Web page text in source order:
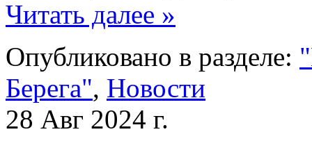
Читать далее »
Опубликовано в разделе:
Берега", Новости
28 Авг 2024 г.